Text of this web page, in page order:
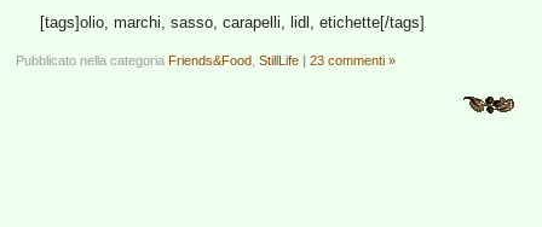
[tags]olio, marchi, sasso, carapelli, lidl, etichette[/tags]
Pubblicato nella categoria Friends&Food StillLife | 23 commenti »